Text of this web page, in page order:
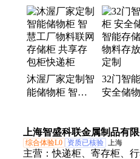
干燥柜、可回收控制板主
锁控制板、智能氮气柜、
气柜、智能物料管理存储
柜、温湿度含氧量控制板
制、温湿度含氧量联网监控
沐渥厂家定制智
能储物柜 智慧
柜快递柜
32门智
安全储
定制
上海智盛科联金属制品有限
综合体验L0 资质已核验 上海
主营：快递柜、寄存柜、